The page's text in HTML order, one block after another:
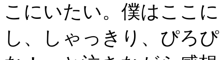
こにいたい。僕はここ
し、しゃっきり、ぴろ